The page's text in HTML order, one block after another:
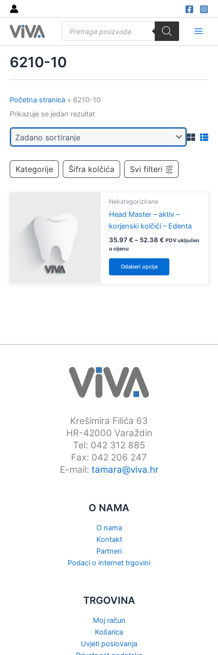
Skip
to
content
search
6210-10
Početna stranica » 6210-10
Prikazuje se jedan rezultat
Kategorije Šifra kolčića Svi filteri
Nekategorizirane
Head Master – aktiv –
korjenski kolčići – Edenta
35.97€ – 52.38 € Raspon
do
PDV uključen
u cijenu
Odaberi opcije
Ovaj
proizvod
mogu
Krešimira Filića 63
HR-42000 Varaždin
Tel: 042 312 885
Fax: 042 206 247
E-mail: tamara@viva.hr
O NAMA
O nama
Kontakt
Partneri
Podaci o internet trgovini
TRGOVINA
Moj račun
Košarica
Uvjeti poslovanja